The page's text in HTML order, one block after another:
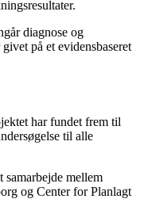
diagnose og
på et evidensbaseret
har fundet frem til
til alle
mellem
og Center for Planlagt